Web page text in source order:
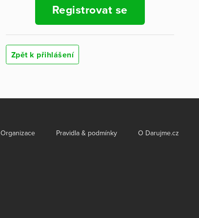
Registrovat se
Zpět k přihlášení
Organizace Pravidla & podmínky O Darujme.cz